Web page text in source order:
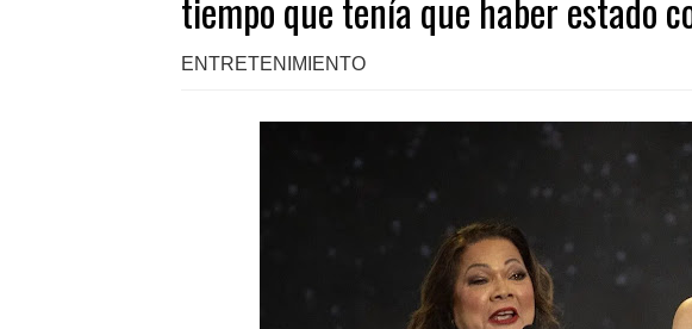
tiempo que tenía que haber estado
ENTRETENIMIENTO